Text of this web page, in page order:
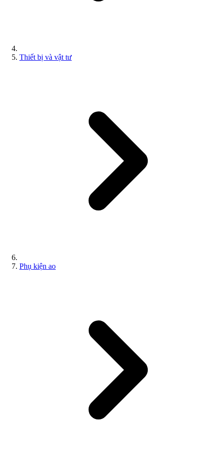
Thiết bị và vật tư
Phụ kiện ao